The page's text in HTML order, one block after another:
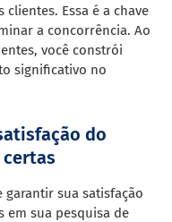
Essa é a chave
a concorrência. Ao
você constrói
significativo no
do
garantir sua satisfação
em sua pesquisa de